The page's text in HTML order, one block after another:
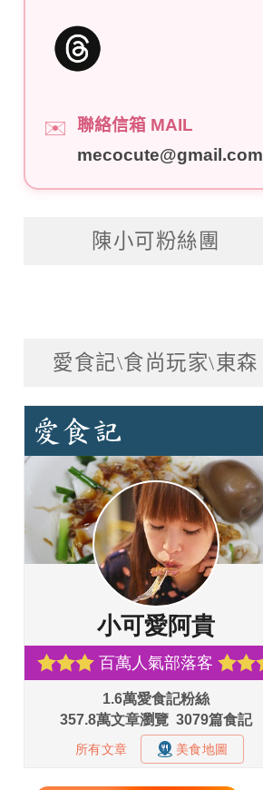
✉️
聯絡信箱 MAIL
mecocute@gmail.com
陳小可粉絲團
愛食記\食尚玩家\東森